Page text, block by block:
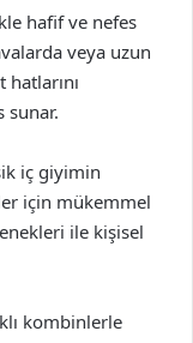
hafif ve nefes
veya uzun
sunar.
iç giyimin
için mükemmel
ile kişisel
kombinlerle